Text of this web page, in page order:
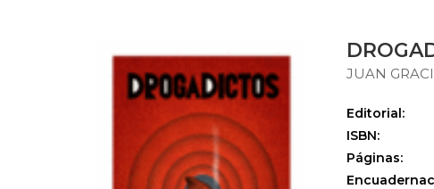
JUAN
Editorial:
ISBN:
Páginas: